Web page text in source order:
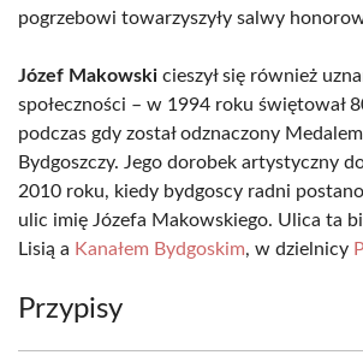
pogrzebowi towarzyszyły salwy
Józef Makowski cieszył się również
społeczności – w 1994 roku świętował
podczas gdy został odznaczony
Bydgoszczy. Jego dorobek artystyczny
2010 roku, kiedy bydgoscy radni
ulic imię Józefa Makowskiego. Ulica ta
Lisią a Kanałem Bydgoskim, w dzielnicy
Przypisy